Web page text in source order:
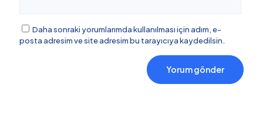
Daha sonraki yorumlarımda kullanılması için adım, e-
posta adresim ve site adresim bu tarayıcıya kaydedilsin.